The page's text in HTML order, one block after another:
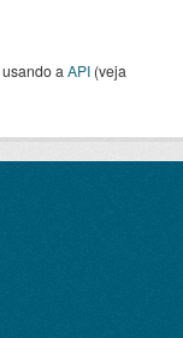
a API (veja